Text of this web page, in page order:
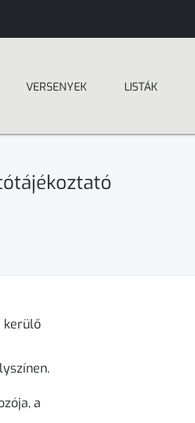
VERSENYEK LISTÁK
kerülő
a